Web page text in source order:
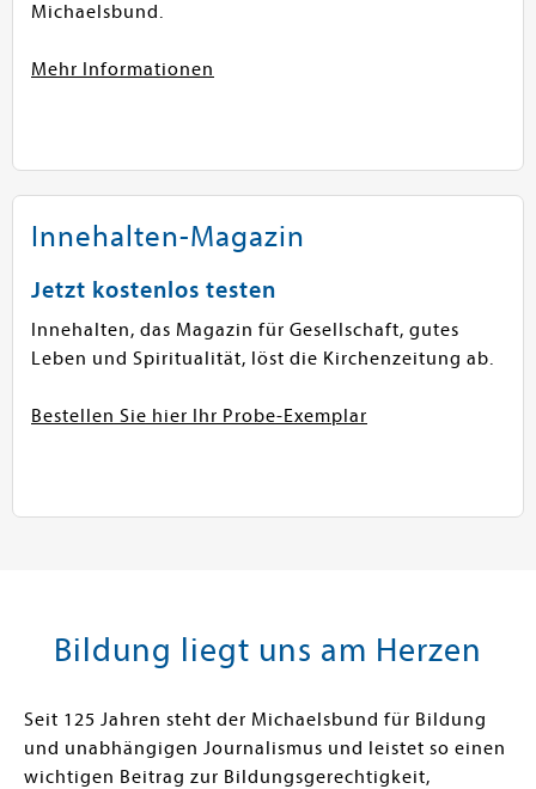
Michaelsbund.
Mehr Informationen
Innehalten-Magazin
Jetzt kostenlos testen
Innehalten, das Magazin für Gesellschaft, gutes
Leben und Spiritualität, löst die Kirchenzeitung ab.
Bestellen Sie hier Ihr Probe-Exemplar
Bildung liegt uns am Herzen
Seit 125 Jahren steht der Michaelsbund für Bildung
und unabhängigen Journalismus und leistet so einen
wichtigen Beitrag zur Bildungsgerechtigkeit,